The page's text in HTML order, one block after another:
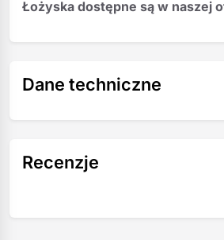
Łożyska dostępne są w naszej
Dane techniczne
Recenzje